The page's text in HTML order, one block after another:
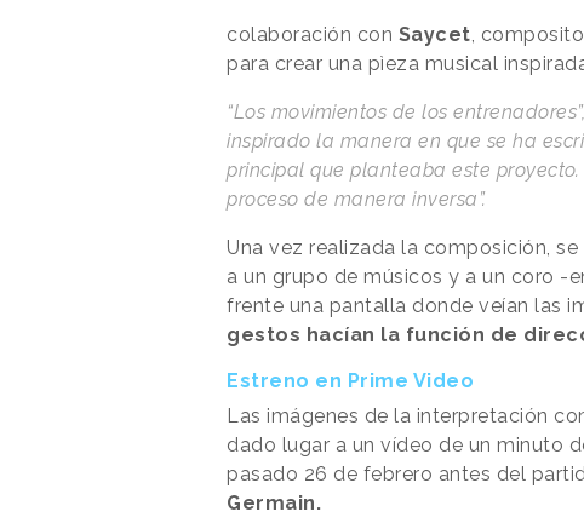
colaboración con Saycet,
para crear una pìeza musical
“Los movimientos de los entrenadores”,
inspirado la manera en que se ha
principal que planteaba este
proceso de manera inversa”.
Una vez realizada la composición, se
a un grupo de músicos y a un coro -
frente una pantalla donde veían las
gestos hacían la función de
Estreno en Prime Video
Las imágenes de la interpretación
dado lugar a un vídeo de un minuto
pasado 26 de febrero antes del
Germain.